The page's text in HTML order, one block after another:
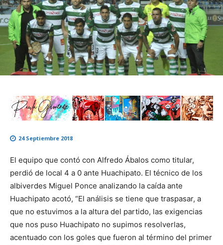
24 Septiembre 2018
El equipo que contó con Alfredo Ábalos como titular,
perdió de local 4 a 0 ante Huachipato. El técnico de los
albiverdes Miguel Ponce analizando la caída ante
Huachipato acotó, “El análisis se tiene que traspasar, a
que no estuvimos a la altura del partido, las exigencias
que nos puso Huachipato no supimos resolverlas,
acentuado con los goles que fueron al término del primer